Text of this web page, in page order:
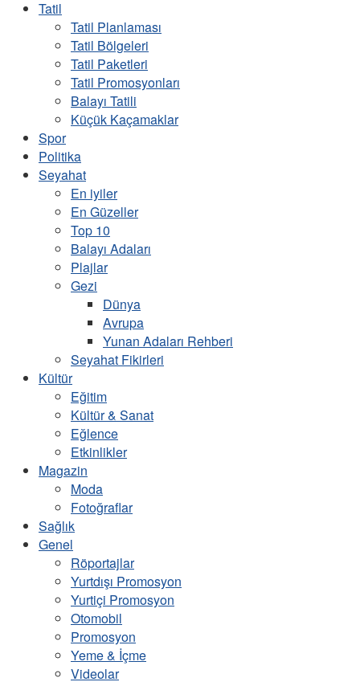
Tatil
Tatil Planlaması
Tatil Bölgeleri
Tatil Paketleri
Tatil Promosyonları
Balayı Tatili
Küçük Kaçamaklar
Spor
Politika
Seyahat
En iyiler
En Güzeller
Top 10
Balayı Adaları
Plajlar
Gezi
Dünya
Avrupa
Yunan Adaları Rehberi
Seyahat Fikirleri
Kültür
Eğitim
Kültür & Sanat
Eğlence
Etkinlikler
Magazin
Moda
Fotoğraflar
Sağlık
Genel
Röportajlar
Yurtdışı Promosyon
Yurtiçi Promosyon
Otomobil
Promosyon
Yeme & İçme
Videolar